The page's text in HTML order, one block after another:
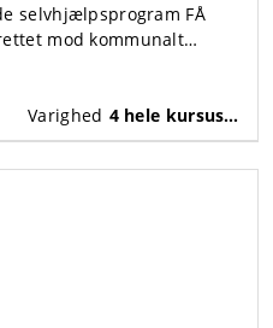
selvhjælpsprogram FÅ
mod kommunalt
Varighed 4 hele kursusdage + supervision